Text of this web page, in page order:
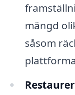
mängd
såsom